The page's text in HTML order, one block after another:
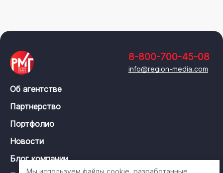
8-800-700-45-08
info@region-media.com
Об агентстве
Партнерство
Портфолио
Новости
Блог компании
Мы используем файлы cookie, разработанные